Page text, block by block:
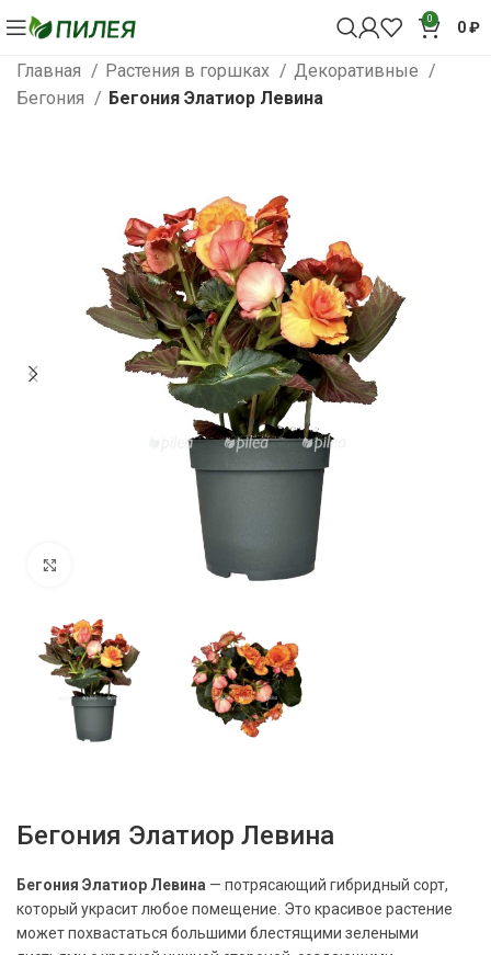
0 0₽
Главная Растения в горшках
Декоративные
Бегония
Бегония Элатиор Левина
Нажмите, чтобы увеличить
Бегония Элатиор Левина
Бегония Элатиор Левина — потрясающий гибридный сорт,
который украсит любое помещение. Это красивое растение
может похвастаться большими блестящими зелеными